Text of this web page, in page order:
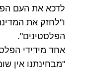
לדכא את העם
ו"לחזק את
הפלסטינים".
אחד מידידי
"מבחינתנו אין